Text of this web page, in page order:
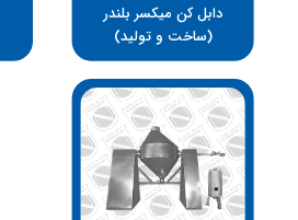
دابل کن میکسر بلندر
(ساخت و تولید)